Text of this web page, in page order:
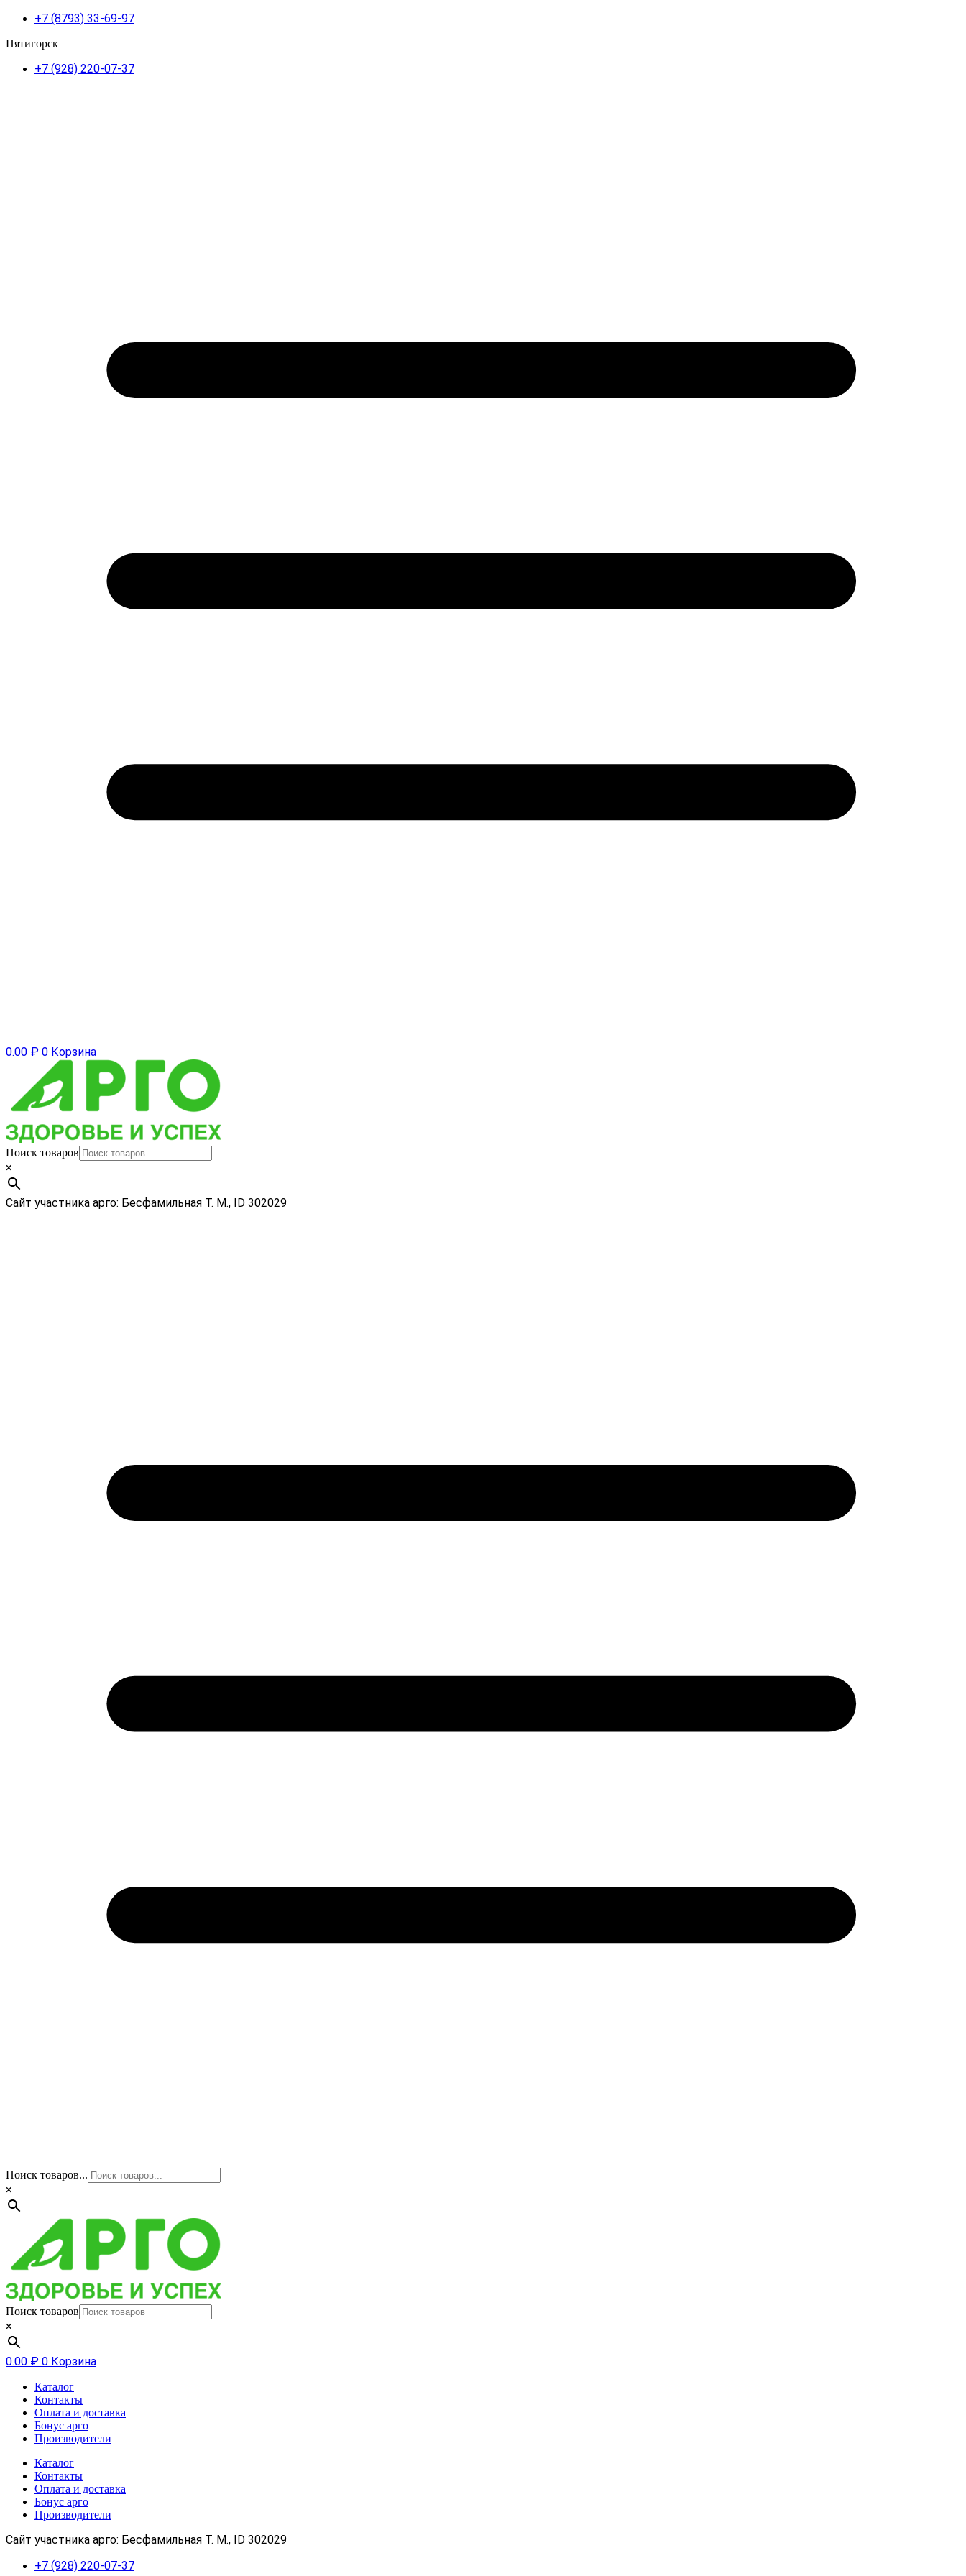
+7 (8793) 33-69-97
Пятигорск
+7 (928) 220-07-37
0.00 ₽ 0 Корзина
Поиск товаров
×
Сайт участника арго: Бесфамильная Т. М., ID 302029
Поиск товаров...
×
Поиск товаров
×
0.00 ₽ 0 Корзина
Каталог
Контакты
Оплата и доставка
Бонус арго
Производители
Каталог
Контакты
Оплата и доставка
Бонус арго
Производители
Сайт участника арго: Бесфамильная Т. М., ID 302029
+7 (928) 220-07-37